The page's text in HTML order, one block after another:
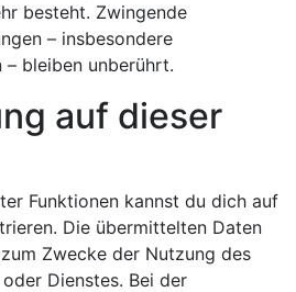
besteht. Zwingende
– insbesondere
bleiben unberührt.
auf dieser
Funktionen kannst du dich auf
Die übermittelten Daten
Zwecke der Nutzung des
Dienstes. Bei der